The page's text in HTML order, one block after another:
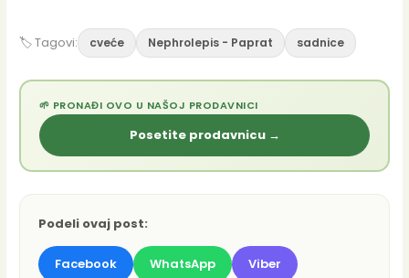
🏷 Tagovi: cveće Nephrolepis - Paprat sadnice
🌱 PRONAĐI OVO U NAŠOJ PRODAVNICI
Posetite prodavnicu →
Podeli ovaj post:
Facebook WhatsApp Viber